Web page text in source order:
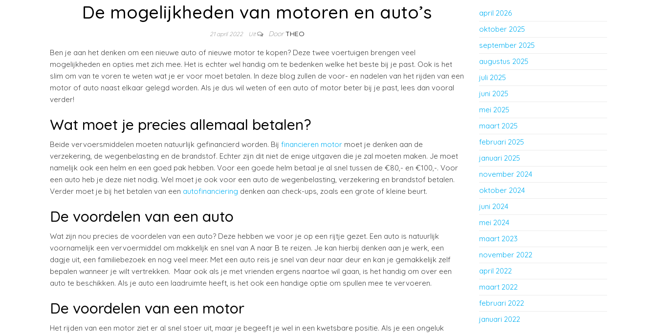
De mogelijkheden van motoren en auto’s
21 april 2022 Uit Door THEO
Ben je aan het denken om een nieuwe auto of nieuwe motor te kopen? Deze twee voertuigen brengen veel
mogelijkheden en opties met zich mee. Het is echter wel handig om te bedenken welke het beste bij je past. Ook is het
slim om van te voren te weten wat je er voor moet betalen. In deze blog zullen de voor- en nadelen van het rijden van een
motor of auto naast elkaar gelegd worden. Als je dus wil weten of een auto of motor beter bij je past, lees dan vooral
verder!
Wat moet je precies allemaal betalen?
Beide vervoersmiddelen moeten natuurlijk gefinancierd worden. Bij financieren motor moet je denken aan de
verzekering, de wegenbelasting en de brandstof. Echter zijn dit niet de enige uitgaven die je zal moeten maken. Je moet
namelijk ook een helm en een goed pak hebben. Voor een goede helm betaal je al snel tussen de €80,- en €100,-. Voor
een auto heb je deze niet nodig. Wel moet je ook voor een auto de wegenbelasting, verzekering en brandstof betalen.
Verder moet je bij het betalen van een autofinanciering denken aan check-ups, zoals een grote of kleine beurt.
De voordelen van een auto
Wat zijn nou precies de voordelen van een auto? Deze hebben we voor je op een rijtje gezet. Een auto is natuurlijk
voornamelijk een vervoermiddel om makkelijk en snel van A naar B te reizen. Je kan hierbij denken aan je werk, een
dagje uit, een familiebezoek en nog veel meer. Met een auto reis je snel van deur naar deur en kan je gemakkelijk zelf
bepalen wanneer je wilt vertrekken. Maar ook als je met vrienden ergens naartoe wil gaan, is het handig om over een
auto te beschikken. Als je auto een laadruimte heeft, is het ook een handige optie om spullen mee te vervoeren.
De voordelen van een motor
Het rijden van een motor ziet er al snel stoer uit, maar je begeeft je wel in een kwetsbare positie. Als je een ongeluk
april 2026
oktober 2025
september 2025
augustus 2025
juli 2025
juni 2025
mei 2025
maart 2025
februari 2025
januari 2025
november 2024
oktober 2024
juni 2024
mei 2024
maart 2023
november 2022
april 2022
maart 2022
februari 2022
januari 2022